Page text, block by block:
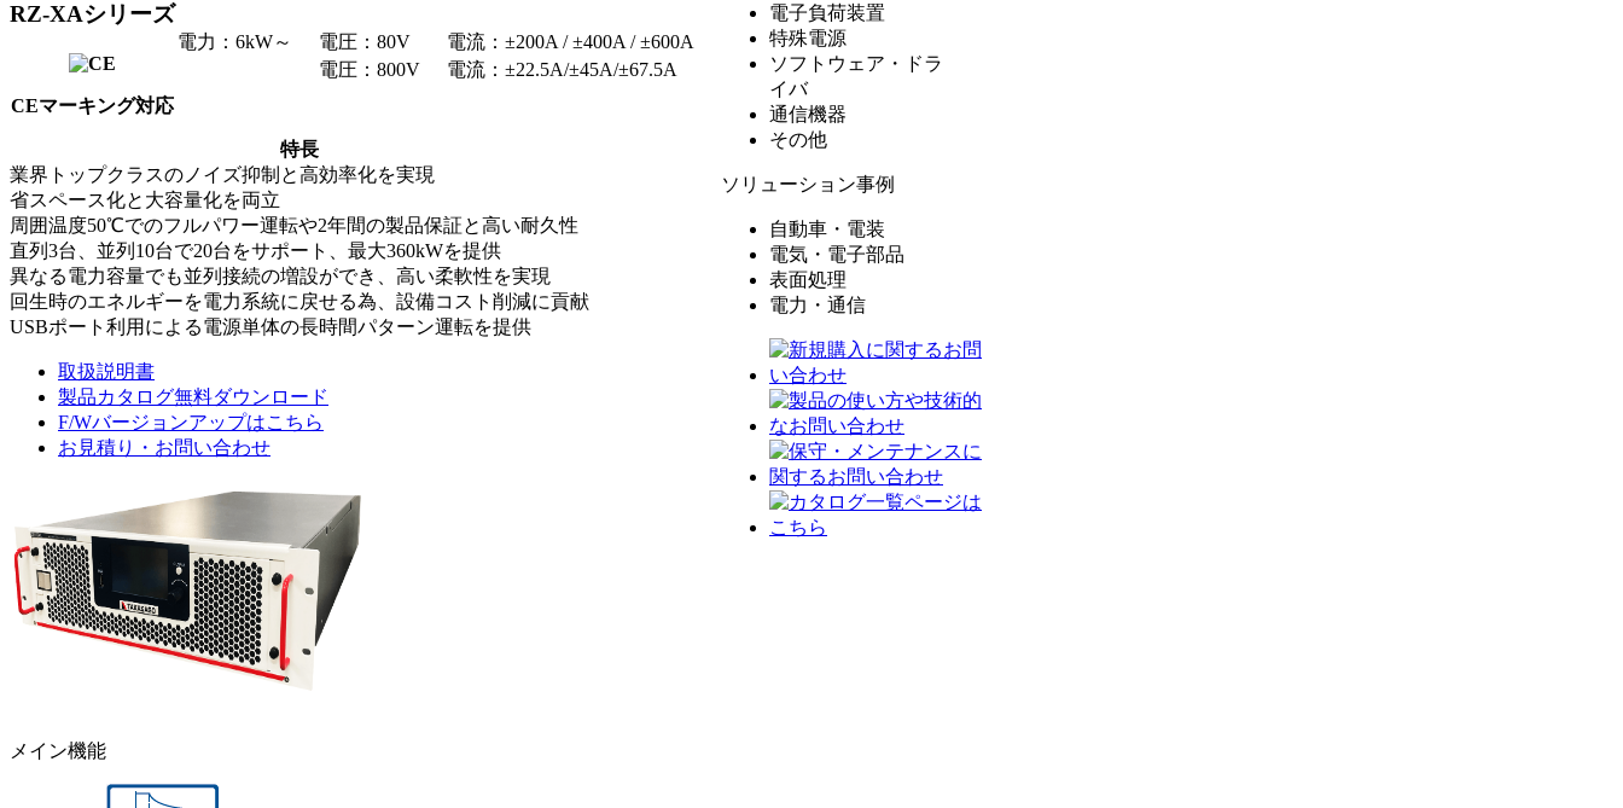
RZ-XAシリーズ
CEマーキング対応
電力：6kW～ 電圧：80V
電流：±200A / ±400A / ±600A
電圧：800V
電流：±22.5A/±45A/±67.5A
特長
業界トップクラスのノイズ抑制と高効率化を実現
省スペース化と大容量化を両立
周囲温度50℃でのフルパワー運転や2年間の製品保証と高い耐久性
直列3台、並列10台で20台をサポート、最大360kWを提供
異なる電力容量でも並列接続の増設ができ、高い柔軟性を実現
回生時のエネルギーを電力系統に戻せる為、設備コスト削減に貢献
USBポート利用による電源単体の長時間パターン運転を提供
取扱説明書
製品カタログ無料ダウンロード
F/Wバージョンアップはこちら
お見積り・お問い合わせ
メイン機能
LX-2シリーズ
KX-Sシリーズ
HV-Xシリーズ
TMK1.0-50形
RZ-X2充放電シス
テム
RZ-X2-100K
RZ-X-100K
RZ-Xシリーズ
RBT,RBT-2シリー
ズ
EVパワーエミュレ
ータ
DUシリーズ
BWSシリーズ
電子負荷装置
FK-3シリーズ
EWL-300
特殊電源
IPMS
ソフトウェア・ドラ
イバ
直流電源コントロ
ールソフトウェア
SC2）
直流電子負荷コン
トロールソフトウ
ェア（LinkAnyArts-
SC2 FK-3）
電池模擬ソフトウ
ェア (LinkAnyArts-
BT)
充放電試験ソフト
ウェア
(LinkAnyArts-CD)
BMU連動充放電ソ
フトウェア
(LinkAnyArts-CD
BMU)
通信機器
IP SOUND mono
IP SOUND
IP Voice
IP Voice Pro
IP Converter
IP Converter I/O テ
レメータ
IP Power
その他
SD-JB
ソリューション事例
自動車・電装
スタータモーター
試験
オルタネータ試験
試験（3相モーター
の場合）
出力端子部のカス
タム事例
蓄電池充放電試験
（~10KW以下の場
合）
燃料電池モジュー
電気・電子部品
LEDエージング試
験
コンデンサ再化成
用途
カレントセンサー
高速パルス電流試
験
超電導ケーブル特
性試験
DCブレーカ瞬時動
表面処理
パルスメッキ用電
電力・通信
ュレーション用電
源
太陽電池エミュレ
ーション用電源
電池エミュレーシ
ョン用電源
（~10KW以下の場
合）